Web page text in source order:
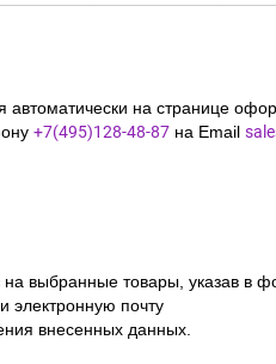
на странице
+7(495)128-48-87 на Email
выбранные товары, указав в
почту
внесенных данных.